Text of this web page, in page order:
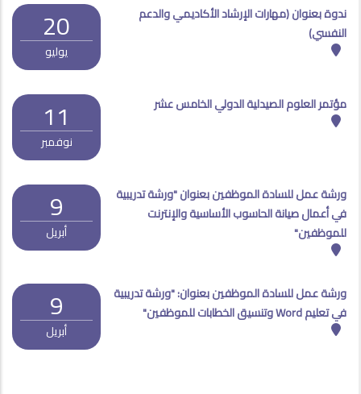
20
يوليو
ندوة بعنوان (مهارات الإرشاد الأكاديمي والدعم
النفسي)
11
نوفمبر
مؤتمر العلوم الصيدلية الدولي الخامس عشر
9
أبريل
ورشة عمل للسادة الموظفين بعنوان "ورشة تدريبية
في أعمال صيانة الحاسوب الأساسية والإنترنت
للموظفين"
9
أبريل
ورشة عمل للسادة الموظفين بعنوان: "ورشة تدريبية
في تعليم Word وتنسيق الخطابات للموظفين"